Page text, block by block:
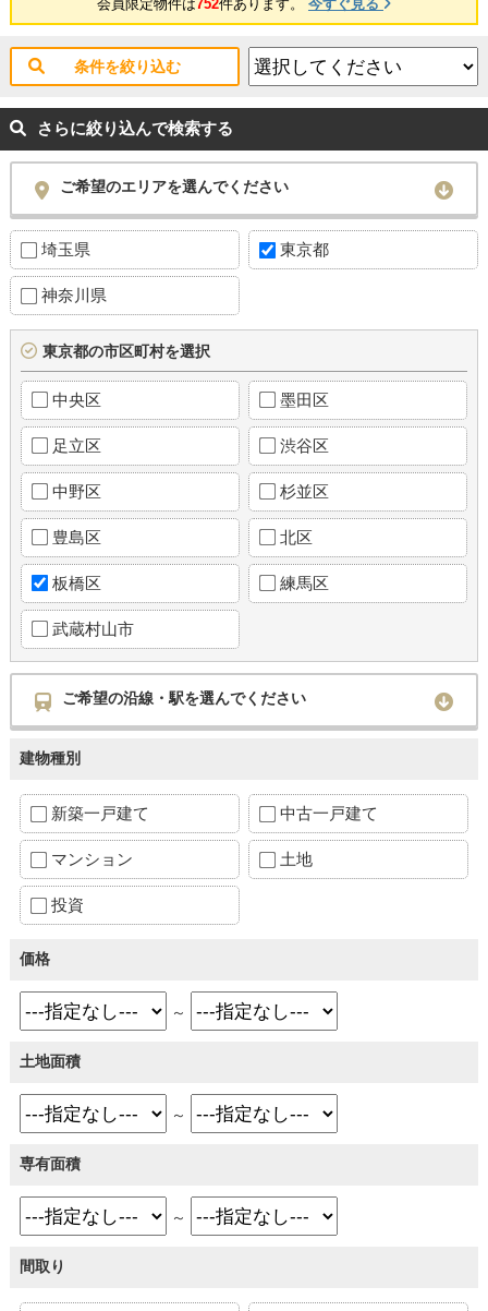
会員限定物件は 752件あります。 今すぐ見る
条件を絞り込む
さらに絞り込んで検索する
ご希望のエリアを選んでください
埼玉県 東京都
神奈川県
東京都の市区町村を選択
中央区 墨田区
足立区 渋谷区
中野区 杉並区
豊島区 北区
板橋区 練馬区
武蔵村山市
ご希望の沿線・駅を選んでください
建物種別
新築一戸建て 中古一戸建て
マンション 土地
投資
価格
～
土地面積
～
専有面積
～
間取り